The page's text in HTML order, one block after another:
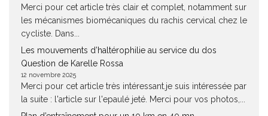
Merci pour cet article très clair et complet, notamment sur
les mécanismes biomécaniques du rachis cervical chez le
cycliste. Dans...
Les mouvements d’haltérophilie au service du dos
Question de Karelle Rossa
12 novembre 2025
Merci pour cet article très intéressant.je suis intéressée par
la suite : l'article sur l'epaulé jeté. Merci pour vos photos,...